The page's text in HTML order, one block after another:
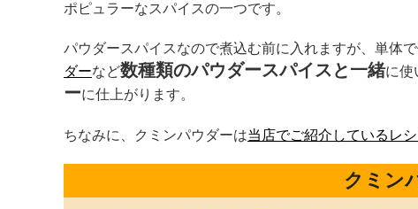
ポピュラーなスパイスの一つです。
パウダースパイスなので煮込む前に入れますが、単体
ダーなど数種類のパウダースパイスと一緒に使
ーに仕上がります。
ちなみに、クミンパウダーは当店でご紹介しているレ
クミン